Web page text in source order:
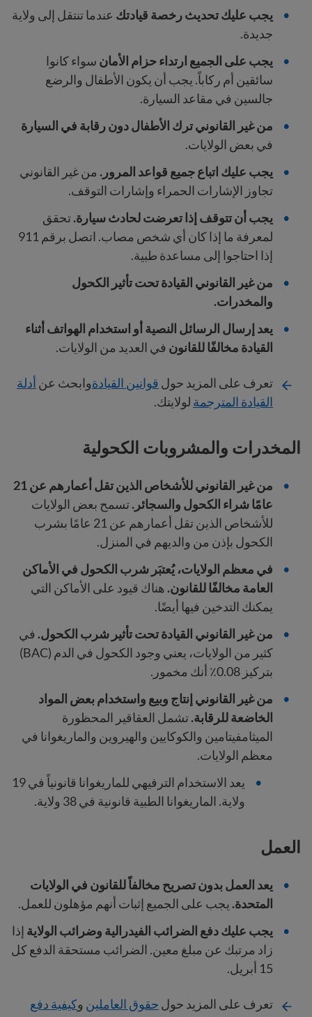
يجب عليك تحديث رخصة قيادتك عندما تنتقل إلى ولاية
جديدة.
يجب على الجميع ارتداء حزام الأمان سواء كانوا
سائقين أم ركاباً. يجب أن يكون الأطفال والرضع
جالسين في مقاعد السيارة.
من غير القانوني ترك الأطفال دون رقابة في السيارة
في بعض الولايات.
يجب عليك اتباع جميع قواعد المرور. من غير القانوني
تجاوز الإشارات الحمراء وإشارات التوقف.
يجب أن تتوقف إذا تعرضت لحادث سيارة.تحقق
لمعرفة ما إذا كان أي شخص مصاب. اتصل برقم 911
إذا احتاجوا إلى مساعدة طبية.
من غير القانوني القيادة تحت تأثير الكحول
والمخدرات.
يعد إرسال الرسائل النصية أو استخدام الهواتف أثناء
القيادة مخالفًا للقانون في العديد من الولايات.
تعرف على المزيد حول قوانين القيادةوابحث عن أدلة
القيادة المترجمة لولايتك.
المخدرات والمشروبات الكحولية
من غير القانوني للأشخاص الذين تقل أعمارهم عن 21
عامًا شراء الكحول والسجائر.تسمح بعض الولايات
للأشخاص الذين تقل أعمارهم عن 21 عامًا بشرب
الكحول بإذن من والديهم في المنزل.
في معظم الولايات، يُعتبَر شرب الكحول في الأماكن
العامة مخالفًا للقانون.هناك قيود على الأماكن التي
يمكنك التدخين فيها أيضًا.
من غير القانوني القيادة تحت تأثير شرب الكحول.في
كثير من الولايات، يعني وجود الكحول في الدم (BAC)
بتركيز 0.08٪ أنك مخمور.
من غير القانوني إنتاج وبيع واستخدام بعض المواد
الخاضعة للرقابة.تشمل العقاقير المحظورة
الميثامفيتامين والكوكايين والهيروين والماريغوانا في
معظم الولايات.
يعد الاستخدام الترفيهي للماريغوانا قانونياً في 19
ولاية. الماريغوانا الطبية قانونية في 38 ولاية.
العمل
يعد العمل بدون تصريح مخالفاً للقانون في الولايات
المتحدة.يجب على الجميع إثبات أنهم مؤهلون للعمل.
يجب عليك دفع الضرائب الفيدرالية وضرائب الولاية إذا
زاد مرتبك عن مبلغ معين. الضرائب مستحقة الدفع كل
15 أبريل.
تعرف على المزيد حول حقوق العاملين وكيفية دفع